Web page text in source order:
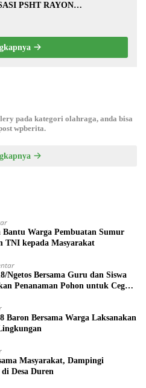
PSHT RAYON
TNI-RAKYAT
pada kategori olahraga, anda bisa
wpberita.
Bantu Warga Pembuatan Sumur
TNI kepada Masyarakat
Ngetos Bersama Guru dan Siswa
Penanaman Pohon untuk Cegah
Baron Bersama Warga Laksanakan
Masyarakat, Dampingi
Desa Duren